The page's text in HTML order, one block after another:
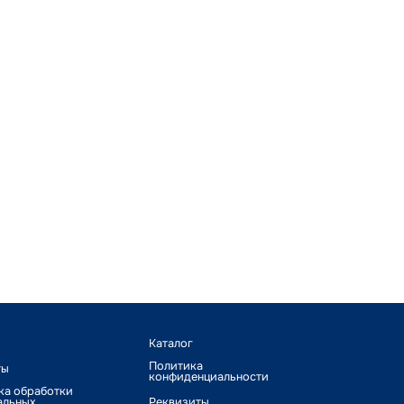
обработки
Каталог
Политика
конфиденциальности